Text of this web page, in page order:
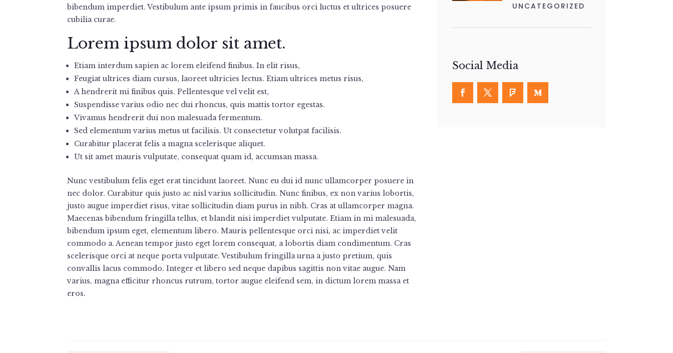
bibendum imperdiet. Vestibulum ante ipsum primis in faucibus orci luctus et ultrices posuere
cubilia curae.
Lorem ipsum dolor sit amet.
Etiam interdum sapien ac lorem eleifend finibus. In elit risus,
Feugiat ultrices diam cursus, laoreet ultricies lectus. Etiam ultrices metus risus,
A hendrerit mi finibus quis. Pellentesque vel velit est,
Suspendisse varius odio nec dui rhoncus, quis mattis tortor egestas.
Vivamus hendrerit dui non malesuada fermentum.
Sed elementum varius metus ut facilisis. Ut consectetur volutpat facilisis.
Curabitur placerat felis a magna scelerisque aliquet.
Ut sit amet mauris vulputate, consequat quam id, accumsan massa.
Nunc vestibulum felis eget erat tincidunt laoreet. Nunc eu dui id nunc ullamcorper posuere in
nec dolor. Curabitur quis justo ac nisl varius sollicitudin. Nunc finibus, ex non varius lobortis,
justo augue imperdiet risus, vitae sollicitudin diam purus in nibh. Cras at ullamcorper magna.
Maecenas bibendum fringilla tellus, et blandit nisi imperdiet vulputate. Etiam in mi malesuada,
bibendum ipsum eget, elementum libero. Mauris pellentesque orci nisi, ac imperdiet velit
commodo a. Aenean tempor justo eget lorem consequat, a lobortis diam condimentum. Cras
scelerisque orci at neque porta vulputate. Vestibulum fringilla urna a justo pretium, quis
convallis lacus commodo. Integer et libero sed neque dapibus sagittis non vitae augue. Nam
varius, magna efficitur rhoncus rutrum, tortor augue eleifend sem, in dictum lorem massa et
eros.
UNCATEGORIZED
Social Media